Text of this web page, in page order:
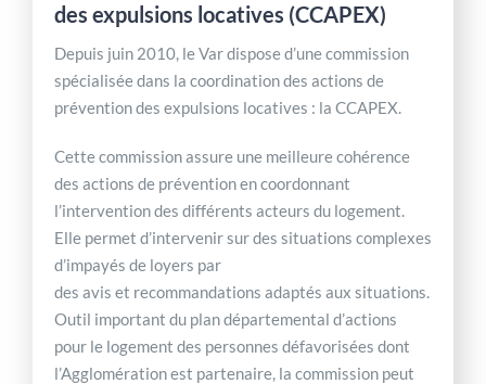
des expulsions locatives (CCAPEX)
Depuis juin 2010, le Var dispose d’une commission
spécialisée dans la coordination des actions de
prévention des expulsions locatives : la CCAPEX.
Cette commission assure une meilleure cohérence
des actions de prévention en coordonnant
l’intervention des différents acteurs du logement.
Elle permet d’intervenir sur des situations complexes
d’impayés de loyers par
des avis et recommandations adaptés aux situations.
Outil important du plan départemental d’actions
pour le logement des personnes défavorisées dont
l’Agglomération est partenaire, la commission peut